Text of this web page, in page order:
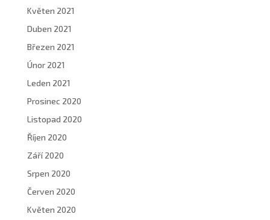
Květen 2021
Duben 2021
Březen 2021
Únor 2021
Leden 2021
Prosinec 2020
Listopad 2020
Říjen 2020
Září 2020
Srpen 2020
Červen 2020
Květen 2020